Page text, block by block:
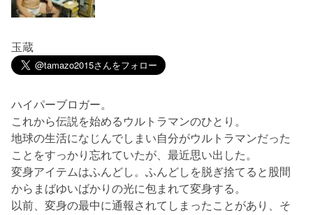
玉蔵
ハイパーブロガー。
これから伝説を始めるウルトラマンのひとり。
地球の生活になじんでしまい自分がウルトラマンだった
ことをすっかり忘れていたが、最近思い出した。
変身アイテムはふんどし。ふんどしを脱ぎ捨てると股間
からまばゆいばかりの光に包まれて変身する。
以前、変身の最中に通報されてしまったことがあり、そ